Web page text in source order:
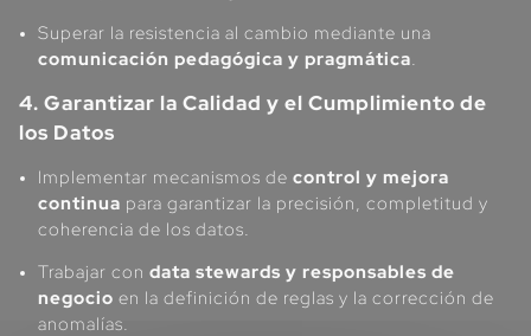
Superar la resistencia al cambio mediante una
comunicación pedagógica y pragmática.
4. Garantizar la Calidad y el Cumplimiento de
los Datos
Implementar mecanismos de control y mejora
continua para garantizar la precisión, completitud y
coherencia de los datos.
Trabajar con data stewards y responsables de
negocio en la definición de reglas y la corrección de
anomalías.